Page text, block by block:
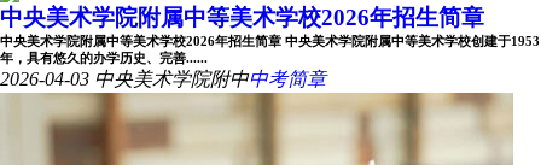
中央美术学院附属中等美术学校2026年招生简章
中央美术学院附属中等美术学校2026年招生简章 中央美术学院附属中等美术学校创建于1953
年，具有悠久的办学历史、完善......
2026-04-03 中央美术学院附中中考简章